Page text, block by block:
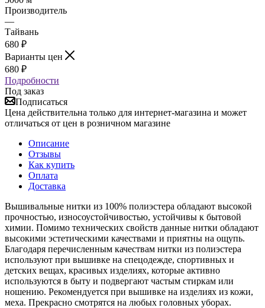
Производитель
—
Тайвань
680 ₽
Варианты цен
680 ₽
Подробности
Под заказ
Подписаться
Цена действительна только для интернет-магазина и может
отличаться от цен в розничном магазине
Описание
Отзывы
Как купить
Оплата
Доставка
Вышивальные нитки из 100% полиэстера обладают высокой
прочностью, износоустойчивостью, устойчивы к бытовой
химии. Помимо технических свойств данные нитки обладают
высокими эстетическими качествами и приятны на ощупь.
Благодаря перечисленным качествам нитки из полиэстера
используют при вышивке на спецодежде, спортивных и
детских вещах, красивых изделиях, которые активно
используются в быту и подвергают частым стиркам или
ношению. Рекомендуется при вышивке на изделиях из кожи,
меха. Прекрасно смотрятся на любых головных уборах.